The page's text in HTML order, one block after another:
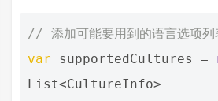
// 添加可能要用到的语言选项列
var
supportedCultures =
List<CultureInfo>